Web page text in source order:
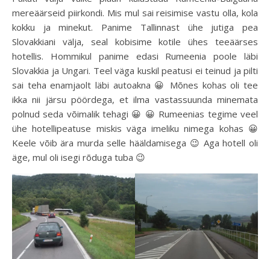
mereäärseid piirkondi. Mis mul sai reisimise vastu olla, kola
kokku ja minekut. Panime Tallinnast ühe jutiga pea
Slovakkiani välja, seal kobisime kotile ühes teeäärses
hotellis. Hommikul panime edasi Rumeenia poole läbi
Slovakkia ja Ungari. Teel väga kuskil peatusi ei teinud ja pilti
sai teha enamjaolt läbi autoakna 😀 Mõnes kohas oli tee
ikka nii järsu pöördega, et ilma vastassuunda minemata
polnud seda võimalik tehagi 😀 😀 Rumeenias tegime veel
ühe hotellipeatuse miskis väga imeliku nimega kohas 😀
Keele võib ära murda selle hääldamisega 😉 Aga hotell oli
äge, mul oli isegi rõduga tuba 😉